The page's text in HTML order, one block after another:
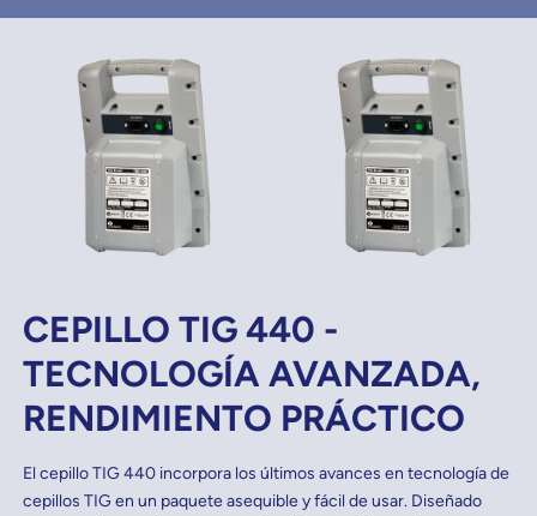
CEPILLO TIG 440 -
TECNOLOGÍA AVANZADA,
RENDIMIENTO PRÁCTICO
El cepillo TIG 440 incorpora los últimos avances en tecnología de
cepillos TIG en un paquete asequible y fácil de usar. Diseñado